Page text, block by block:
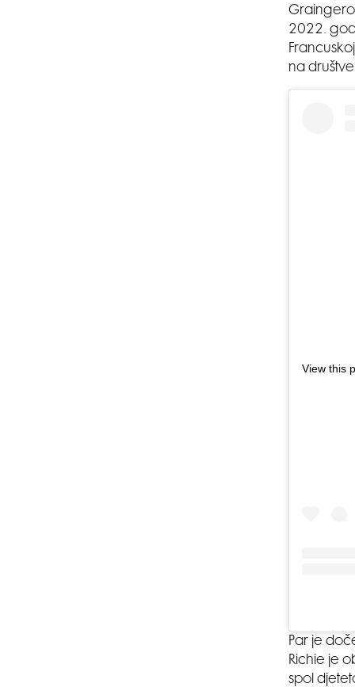
2022.
na
View this
Par je
Richie je
spol